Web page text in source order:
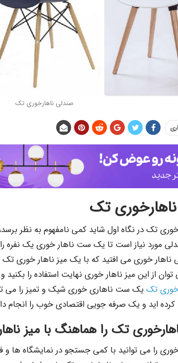
صندلی ناهارخوری تک
تک
تک در نگاه اول شاید کمی نامفهوم به نظر
مورد نیاز است تا یک ست ناهار خوری یک نفره را
ناهار خوری می افتید که با یک میز ناهار خوری
از این میز ناهار خوری نهایت استفاده را بکنید
تک یک ست ناهاری خوری شیک و تمیز را می
اید و یک صرفه جویی اقتصادی خوب را انجام
تک را هماهنگ با میز
را می توانید با کمی جستجو در نمایشگاه ها و